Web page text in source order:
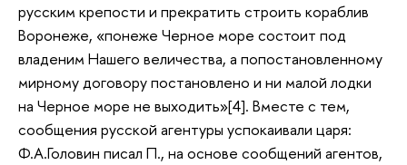
русским крепости и прекратить строить кораблив
Воронеже, «понеже Черное море состоит под
владеним Нашего величества, а попостановленному
мирному договору постановлено и ни малой лодки
на Черное море не выходить»[4]. Вместе с тем,
сообщения русской агентуры успокаивали царя:
Ф.А.Головин писал П., на основе сообщений агентов,